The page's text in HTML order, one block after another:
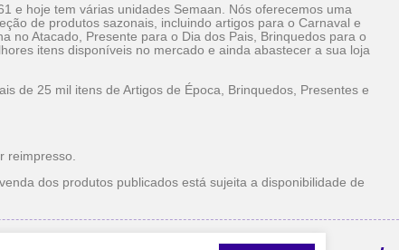
e hoje tem várias unidades Semaan. Nós oferecemos uma
de produtos sazonais, incluindo artigos para o Carnaval e
no Atacado, Presente para o Dia dos Pais, Brinquedos para o
itens disponíveis no mercado e ainda abastecer a sua loja
de 25 mil itens de Artigos de Época, Brinquedos, Presentes e
reimpresso.
dos produtos publicados está sujeita a disponibilidade de